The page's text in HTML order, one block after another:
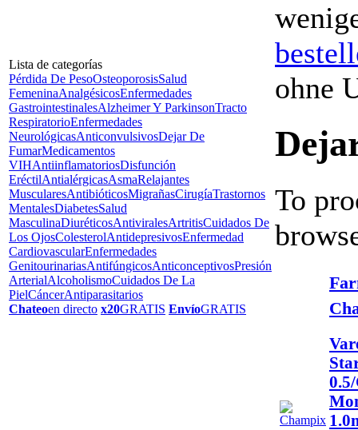
Lista de categorías
Pérdida De PesoOsteoporosisSalud
FemeninaAnalgésicosEnfermedades
GastrointestinalesAlzheimer Y ParkinsonTracto
RespiratorioEnfermedades
NeurológicasAnticonvulsivosDejar De
FumarMedicamentos
VIHAntiinflamatoriosDisfunción
EréctilAntialérgicasAsmaRelajantes
MuscularesAntibióticosMigrañasCirugíaTrastornos
MentalesDiabetesSalud
MasculinaDiuréticosAntiviralesArtritisCuidados De
Los OjosColesterolAntidepresivosEnfermedad
CardiovascularEnfermedades
GenitourinariasAntifúngicosAnticonceptivosPresión
ArterialAlcoholismoCuidados De La
PielCáncerAntiparasitarios
Chateoen directo x20GRATIS EnvíoGRATIS
ohne
To